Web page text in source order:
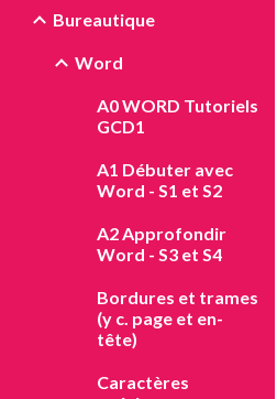
Bureautique
Word
A0 WORD Tutoriels
GCD1
A1 Débuter avec
Word - S1 et S2
A2 Approfondir
Word - S3 et S4
Bordures et trames
(y c. page et en-
tête)
Caractères